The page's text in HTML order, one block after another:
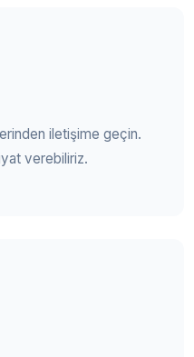
iletişime geçin.
verebiliriz.